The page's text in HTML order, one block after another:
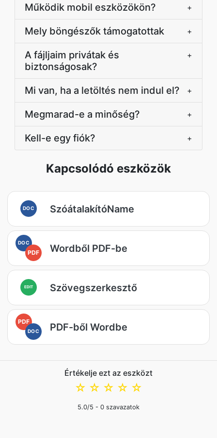
Működik mobil eszközökön? +
Mely böngészők támogatottak +
A fájljaim privátak és
biztonságosak?
+
Mi van, ha a letöltés nem indul el? +
Megmarad-e a minőség? +
Kell-e egy fiók? +
Kapcsolódó eszközök
DOC SzóátalakítóName
DOC
PDF Wordből PDF-be
EDIT Szövegszerkesztő
PDF
DOC PDF-ből Wordbe
Értékelje ezt az eszközt
☆
☆
☆
☆
☆
5.0/5 - 0 szavazatok